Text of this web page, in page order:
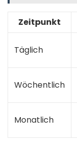
Zeitpunkt
Täglich
Wöchentlich
Monatlich